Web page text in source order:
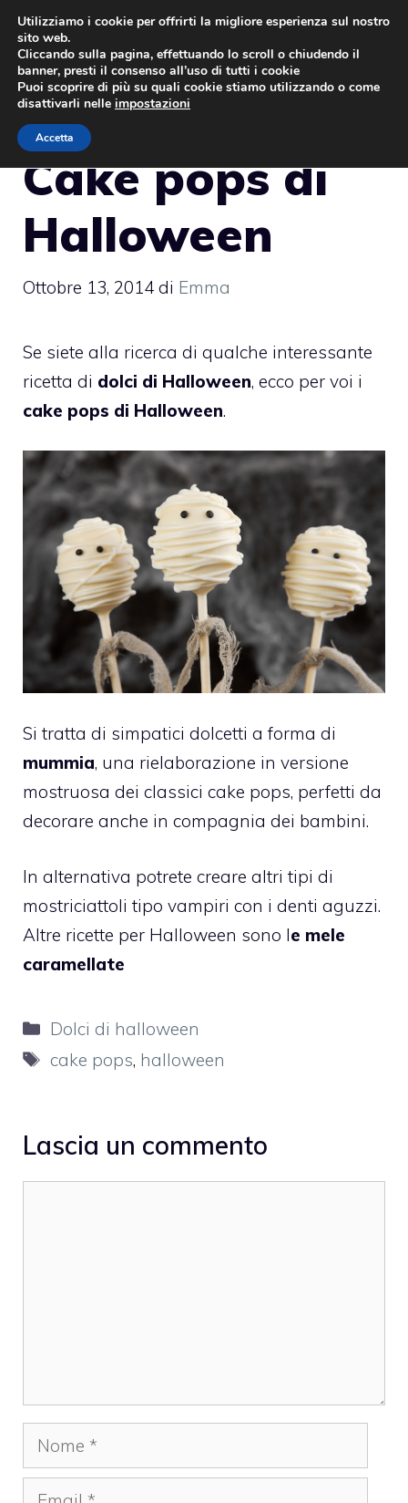
Vai
contenuto
Cake pops di
Halloween
Ottobre 13, 2014 di Emma
Se siete alla ricerca di qualche interessante
ricetta di dolci di Halloween, ecco per voi i
cake pops di Halloween.
Si tratta di simpatici dolcetti a forma di
mummia, una rielaborazione in versione
mostruosa dei classici cake pops, perfetti da
decorare anche in compagnia dei bambini.
In alternativa potrete creare altri tipi di
mostriciattoli tipo vampiri con i denti aguzzi.
Altre ricette per Halloween sono le mele
caramellate
Categorie
Dolci di halloween
Tag
cake pops, halloween
Lascia un commento
Nome
Email
Utilizziamo i cookie per offrirti la migliore esperienza sul nostro
sito web.
Cliccando sulla pagina, effettuando lo scroll o chiudendo il
banner, presti il consenso all’uso di tutti i cookie
Puoi scoprire di più su quali cookie stiamo utilizzando o come
disattivarli nelle impostazioni
Accetta